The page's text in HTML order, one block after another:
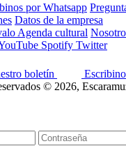
por Whatsapp
Datos de la empresa
Agenda cultural
Spotify Twitter
boletín
© 2026,